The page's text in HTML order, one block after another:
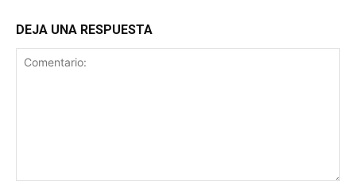
DEJA UNA RESPUESTA